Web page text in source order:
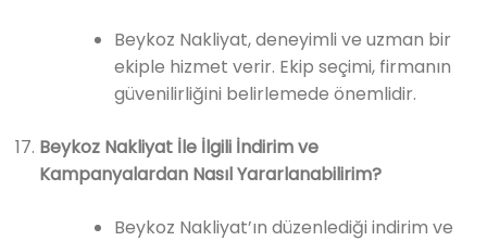
Beykoz Nakliyat, deneyimli ve uzman bir
ekiple hizmet verir. Ekip seçimi, firmanın
güvenilirliğini belirlemede önemlidir.
Beykoz Nakliyat İle İlgili İndirim ve
Kampanyalardan Nasıl Yararlanabilirim?
Beykoz Nakliyat’ın düzenlediği indirim ve